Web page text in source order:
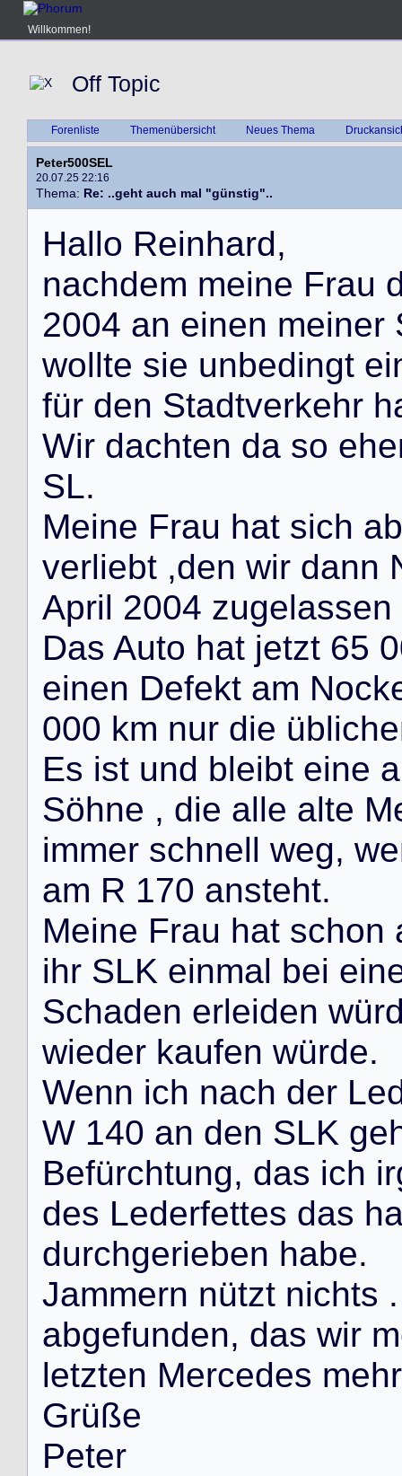
Willkommen!
Off Topic
Forenliste Themenübersicht Neues Thema
Peter500SEL
20.07.25 22:16
Thema: Re: ..geht auch mal "günstig"..
Hallo Reinhard,
nachdem meine Frau
2004 an einen meiner
wollte sie unbedingt ei
für den Stadtverkehr h
Wir dachten da so ehe
SL.
Meine Frau hat sich ab
verliebt ,den wir dann
April 2004 zugelassen
Das Auto hat jetzt 65 0
einen Defekt am Nock
000 km nur die übliche
Es ist und bleibt eine a
Söhne , die alle alte M
immer schnell weg, we
am R 170 ansteht.
Meine Frau hat schon
ihr SLK einmal bei ein
Schaden erleiden wür
wieder kaufen würde.
Wenn ich nach der Le
W 140 an den SLK ge
Befürchtung, das ich ir
des Lederfettes das h
durchgerieben habe.
Jammern nützt nichts .
abgefunden, das wir m
letzten Mercedes mehr
Grüße
Peter